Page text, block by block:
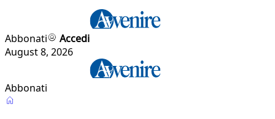
Abbonati
Accedi
August 8, 2026
Abbonati